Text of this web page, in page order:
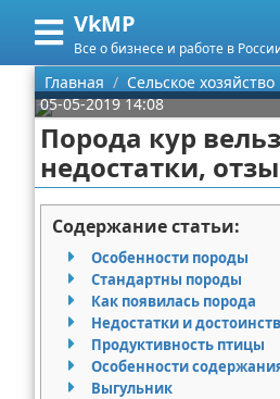
VkMP
Все о бизнесе и работе в
Меню
Главная
Категории
Сельское хозяйство
Разное
Идеи бизнеса
Для руководителя
Промышленность
Поиск
О проекте
Контакты
Сотрудничество
Размещение рекламы
Главная Сельское хозяйство
05-05-2019 14:08
Порода кур
недостатки,
Содержание статьи:
Особенности породы
Стандартны породы
Как появилась порода
Недостатки и
Продуктивность птицы
Особенности
Выгульник